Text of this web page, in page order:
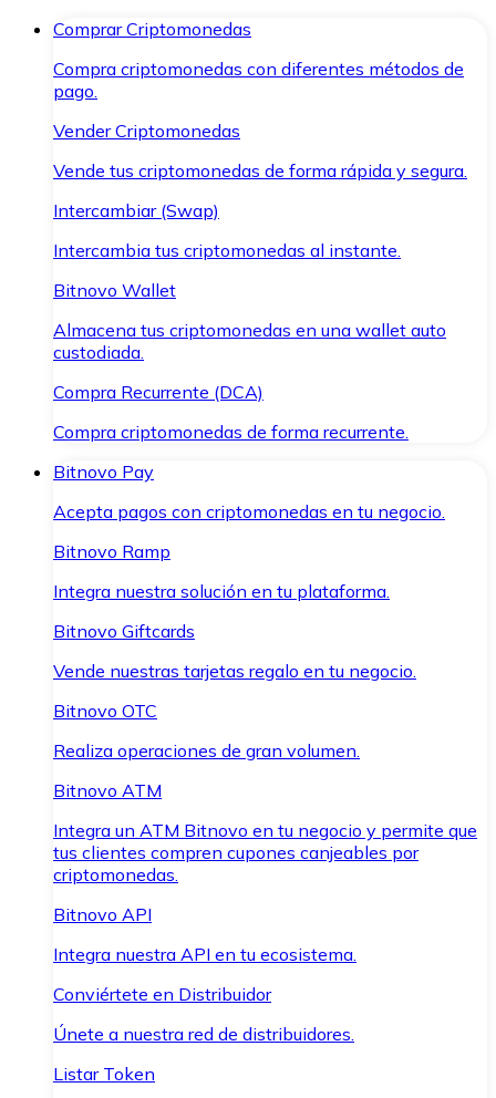
Comprar Criptomonedas
Compra criptomonedas con diferentes métodos de
pago.
Vender Criptomonedas
Vende tus criptomonedas de forma rápida y segura.
Intercambiar (Swap)
Intercambia tus criptomonedas al instante.
Bitnovo Wallet
Almacena tus criptomonedas en una wallet auto
custodiada.
Compra Recurrente (DCA)
Compra criptomonedas de forma recurrente.
Bitnovo Pay
Acepta pagos con criptomonedas en tu negocio.
Bitnovo Ramp
Integra nuestra solución en tu plataforma.
Bitnovo Giftcards
Vende nuestras tarjetas regalo en tu negocio.
Bitnovo OTC
Realiza operaciones de gran volumen.
Bitnovo ATM
Integra un ATM Bitnovo en tu negocio y permite que
tus clientes compren cupones canjeables por
criptomonedas.
Bitnovo API
Integra nuestra API en tu ecosistema.
Conviértete en Distribuidor
Únete a nuestra red de distribuidores.
Listar Token